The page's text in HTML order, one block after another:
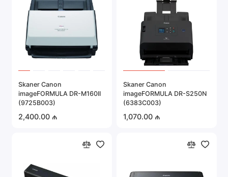
Epson:
Tablet və professional modelləri ilə tanınır.
Canon:
Onlar şəkil və sənədlərin skan edilməsi
keyfiyyəti ilə fərqlənirlər.
rəhbərlər.
HP:
Plustek:
Müasir skanerlərin üstünlükləri
Dəqiqlik:
Skaner Canon
imageFORMULA DR-M160II
(9725B003)
2,400.00 ₼
Skaner Canon
imageFORMULA DR-S250N
(6383C003)
1,070.00 ₼